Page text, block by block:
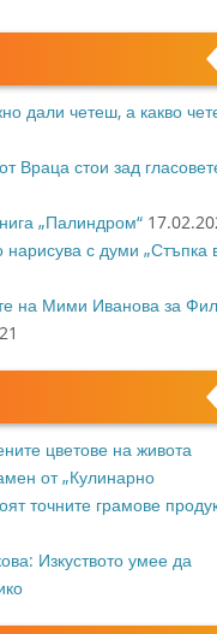
дали четеш, а какво
Враца стои зад
„Палиндром“
нарисува с думи „Стъпка
на Мими Иванова за
цветове на живота
от „Кулинарно
точните грамове
Изкуството умее да